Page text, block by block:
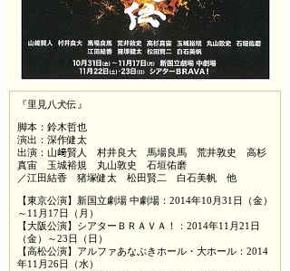
『里見八犬伝』
脚本：鈴木哲也
演出：深作健太
出演：山﨑賢人 村井良大 馬場良馬 荒井敦史 高杉
真宙 玉城裕規 丸山敦史 石垣佑磨
／江田結香 猪塚健太 松田賢二 白石美帆 他
【東京公演】新国立劇場 中劇場：2014年10月31日（金）
～11月17日（月）
【大阪公演】シアターＢＲＡＶＡ！：2014年11月21日
（金）～23日（日）
【高松公演】アルファあなぶきホール・大ホール：2014
年11月26日（水）